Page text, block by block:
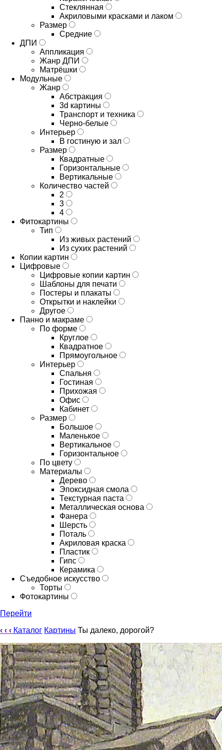
Стеклянная
Акриловыми красками и лаком
Размер
Средние
ДПИ
Аппликация
Жанр ДПИ
Матрёшки
Модульные
Жанр
Абстракция
3d картины
Транспорт и техника
Черно-белые
Интерьер
В гостиную и зал
Размер
Квадратные
Горизонтальные
Вертикальные
Количество частей
2
3
4
Фитокартины
Тип
Из живых растений
Из сухих растений
Копии картин
Цифровые
Цифровые копии картин
Шаблоны для печати
Постеры и плакаты
Открытки и наклейки
Другое
Панно и макраме
По форме
Круглое
Квадратное
Прямоугольное
Интерьер
Спальня
Гостиная
Прихожая
Офис
Кабинет
Размер
Большое
Маленькое
Вертикальное
Горизонтальное
По цвету
Материалы
Дерево
Эпоксидная смола
Текстурная паста
Металлическая основа
Фанера
Шерсть
Поталь
Акриловая краска
Пластик
Гипс
Керамика
Съедобное искусство
Торты
Фотокартины
Перейти
‹ ‹ ‹ Каталог Картины Ты далеко, дорогой?